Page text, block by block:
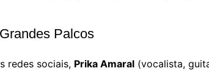
Palcos
redes sociais, Prika Amaral (vocalista,